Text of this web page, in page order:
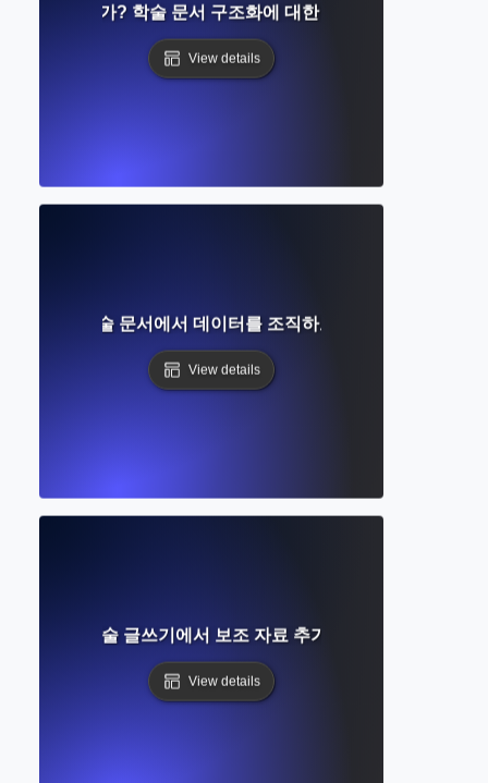
차란 무엇인가? 학술 문서 구조화에 대한 완벽한 가이드
View details
엇인가? 학술 문서에서 데이터를 조직하고 형식화하는 방법
View details
엇인가? 학술 글쓰기에서 보조 자료 추가에 대한 완벽한 가이
View details